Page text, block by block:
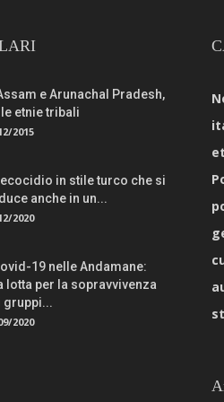
e Arunachal Pradesh,
etnie tribali
2015
ecocidio in stile turco che si
anche in un...
2020
19 nelle Andamane:
lotta per la sopravvivenza
gruppi...
2020